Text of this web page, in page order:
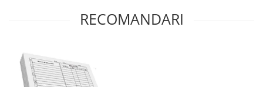
RECOMANDARI